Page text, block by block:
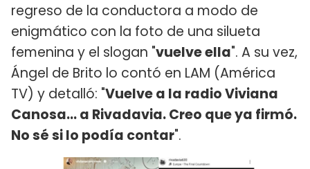
regreso de la conductora a modo de
enigmático con la foto de una silueta
femenina y el slogan "vuelve ella". A su vez,
Ángel de Brito lo contó en LAM (América
TV) y detalló: "Vuelve a la radio Viviana
Canosa... a Rivadavia. Creo que ya firmó.
No sé si lo podía contar".